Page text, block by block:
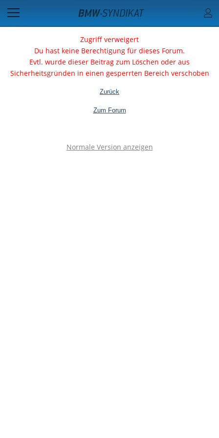
Zugriff verweigert
Du hast keine Berechtigung für dieses Forum.
Evtl. wurde dieser Beitrag zum Löschen oder aus
Sicherheitsgründen in einen gesperrten Bereich verschoben
Zurück
Zum Forum
Normale Version anzeigen